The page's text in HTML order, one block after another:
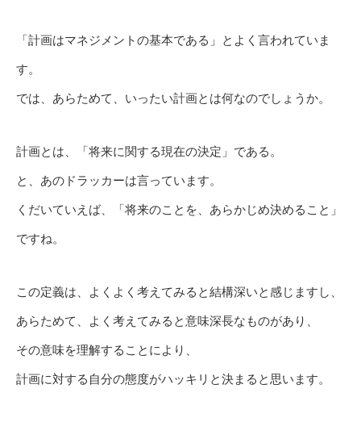
「計画はマネジメントの基本である」とよく言われていま
す。
では、あらためて、いったい計画とは何なのでしょうか。
計画とは、「将来に関する現在の決定」である。
と、あのドラッカーは言っています。
くだいていえば、「将来のことを、あらかじめ決めること」
ですね。
この定義は、よくよく考えてみると結構深いと感じますし、
あらためて、よく考えてみると意味深長なものがあり、
その意味を理解することにより、
計画に対する自分の態度がハッキリと決まると思います。